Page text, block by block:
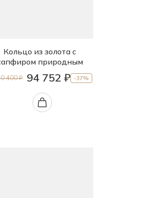
Кольцо из золота с
природным
400 ₽ 94 752 ₽ -37%